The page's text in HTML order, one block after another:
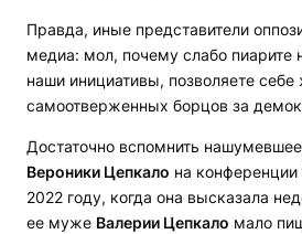
Правда, иные представители
медиа: мол, почему слабо пиарите
наши инициативы, позволяете себе
самоотверженных борцов за
Достаточно вспомнить
Вероники Цепкало на конференции
2022 году, когда она высказала
ее муже Валерии Цепкало мало